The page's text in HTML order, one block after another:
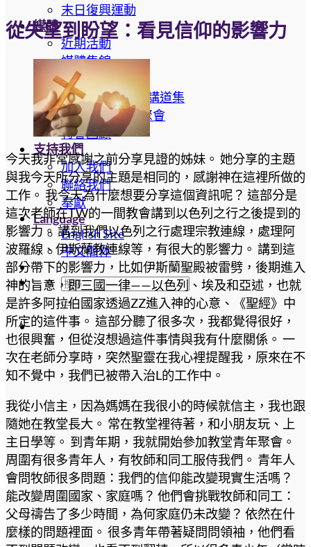
末日復興運動
媒體
近期活動
媒體集錦
YouTube 講道集
Sermond Cloud 講道集
Facebook 線上聚會
特會回顧
支持我們
加入我們
聯絡我們
奉獻
Language
English Site
中文簡体
從失望到盼望：看見信仰的影響力
今天我非常感謝之前分享見證的姊妹。 她分享的主題
與我今天所分享的主題是相同的，感謝神在這裡所做的
工作。 我今天為什麼想要分享這個資訊呢？ 這部分是
這次老師在TW的一間教會講到以色列之行之後提到的
影響力。 講到我們以色列之行處理宗教連線，處理阿
波羅線、伊斯蘭教連線等，有很大的影響力。 講到這
部分帶下的影響力，比如伊斯蘭聖殿被雷劈，後期進入
神的旨意，即三國一律——以色列、埃及和亞述，也就
是許多阿拉伯國家透過ZZ進入神的心意、《聖經》中
所定的這件事。 這部分聽了很多次，我都覺得很好，
也很興奮，但從沒想過這件事情與我有什麼關係。 一
次在老師分享時，突然聖靈在我心裡提醒我，原來在不
知不覺中，我們已被帶入治L的工作中。
我從小信主，因為媽媽在我很小的時候就信主，我也跟
隨她在教堂長大。 常在教堂裡待著，和小朋友玩、上
主日學等。 到青年期，我就開始參加教堂青年聚會。
周圍有很多青年人，有牧師和同工服侍我們。 青年人
會問牧師很多問題：我們的信仰能改變現實生活嗎？
能改變周圍國家、家庭嗎？ 他們會挑戰牧師和同工：
父母禱告了多少時間，為何家庭仍未改變？ 依然在什
麼樣的問題裡面。 很多青年帶著疑問問領袖，他們看